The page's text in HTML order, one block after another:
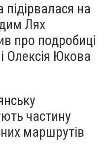
на
Лях
про подробиці
Олексія Юкова
частину
маршрутів